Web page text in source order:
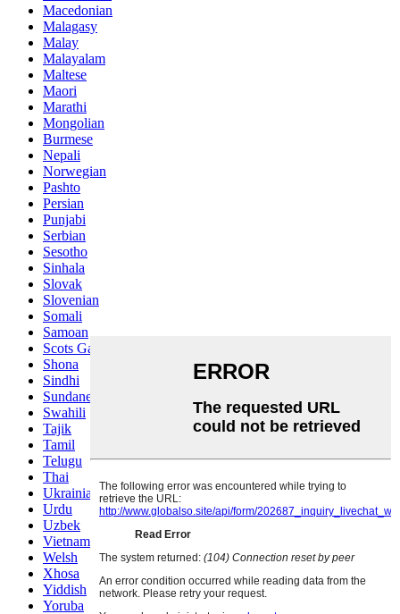
Macedonian
Malagasy
Malay
Malayalam
Maltese
Maori
Marathi
Mongolian
Burmese
Nepali
Norwegian
Pashto
Persian
Punjabi
Serbian
Sesotho
Sinhala
Slovak
Slovenian
Somali
Samoan
Scots Gaelic
Shona
Sindhi
Sundanese
Swahili
Tajik
Tamil
Telugu
Thai
Ukrainian
Urdu
Uzbek
Vietnamese
Welsh
Xhosa
Yiddish
Yoruba